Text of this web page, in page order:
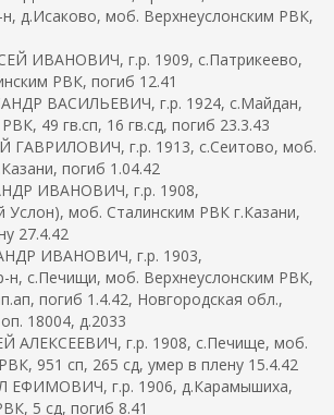
д.Исаково, моб. Верхнеуслонским РВК,
ИВАНОВИЧ, г.р. 1909, с.Патрикеево,
РВК, погиб 12.41
ВАСИЛЬЕВИЧ, г.р. 1924, с.Майдан,
49 гв.сп, 16 гв.сд, погиб 23.3.43
г.р. 1913, с.Сеитово, моб.
погиб 1.04.42
ИВАНОВИЧ, г.р. 1908,
моб. Сталинским РВК г.Казани,
27.4.42
ИВАНОВИЧ, г.р. 1903,
н, с.Печищи, моб. Верхнеуслонским РВК,
погиб 1.4.42, Новгородская обл.,
18004, д.2033
АЛЕКСЕЕВИЧ, г.р. 1908, с.Печище, моб.
951 сп, 265 сд, умер в плену 15.4.42
г.р. 1906, д.Карамышиха,
5 сд, погиб 8.41